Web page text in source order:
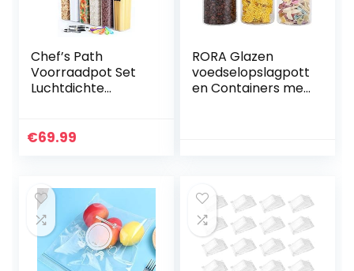
Chef’s Path
Voorraadpot Set
Luchtdichte
Voorraadpotten &
€69.99
RORA Glazen
voedselopslagpott
en Containers met